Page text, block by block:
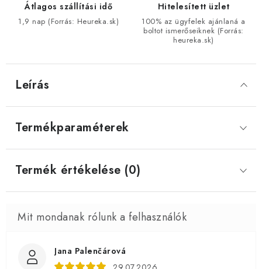
Átlagos szállítási idő
1,9 nap (Forrás: Heureka.sk)
Hitelesített üzlet
100% az ügyfelek ajánlaná a
boltot ismerőseiknek (Forrás:
heureka.sk)
Leírás
Termékparaméterek
Termék értékelése (0)
Jana Palenčárová